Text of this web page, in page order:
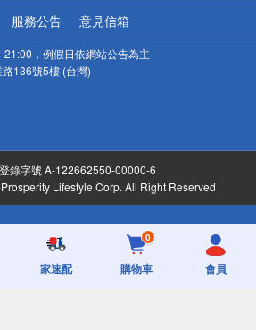
服務公告 意見信箱
，例假日依網站公告為主
136號5樓 (台灣)
錄字號 A-122662550-00000-6
Lifestyle Corp. All Right Reserved
家速配
0
購物車 會員